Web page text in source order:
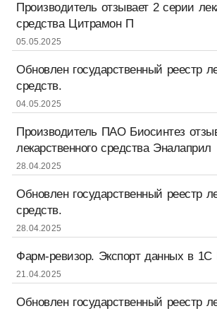
Производитель отзывает 2 серии
средства Цитрамон П
05.05.2025
Обновлен государственный реестр
средств.
04.05.2025
Производитель ПАО Биосинтез
лекарственного средства Эналаприл
28.04.2025
Обновлен государственный реестр
средств.
28.04.2025
Фарм-ревизор. Экспорт данных в 1С
21.04.2025
Обновлен государственный реестр